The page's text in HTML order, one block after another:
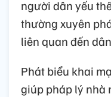
người dân yếu
thường xuyên
liên quan đến
Phát biểu khai
giúp pháp lý nhà